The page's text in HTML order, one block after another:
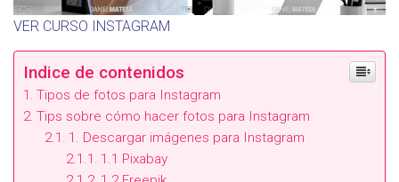
VER CURSO INSTAGRAM
Indice de contenidos
Tipos de fotos para Instagram
Tips sobre cómo hacer fotos para Instagram
1. Descargar imágenes para Instagram
1.1 Pixabay